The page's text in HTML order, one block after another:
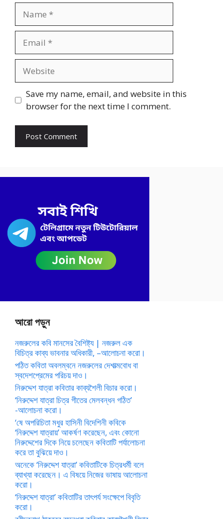
Save my name, email, and website in this
browser for the next time I comment.
আরো পড়ুন
নজরুলের কবি মানসের বৈশিষ্ট্য | নজরুল এক
বিচিত্র কাব্য ভাবনার অধিকারী, –আলোচনা করো।
পঠিত কবিতা অবলম্বনে নজরুলের দেশাত্মবোধ বা
স্বদেশপ্রেমের পরিচয় দাও।
নিরুদ্দেশ যাত্রা কবিতার কাব্যশৈলী বিচার করো।
‘নিরুদ্দেশ যাত্রা চিত্র গীতের মেলবন্ধন গঠিত’
-আলোচনা করো।
‘ষে অপরিচিতা মধুর হাসিনী বিদেশিনী কবিকে
‘নিরুদ্দেশ যাত্রায়’ আকর্ষণ করেছেন, এবং কোনো
নিরুদ্দেশের দিকে নিয়ে চলেছেন কবিতাটি পর্যালোচনা
করে তা বুঝিয়ে দাও।
অনেকে ‘নিরুদ্দেশ যাত্রা’ কবিতাটিকে চিত্রধর্মী বলে
ব্যাখ্যা করেছেন। এ বিষয়ে নিজের ভাষায় আলোচনা
করো।
‘নিরুদ্দেশ যাত্রা’ কবিতাটির তাৎপর্য সংক্ষেপে বিবৃতি
করো।